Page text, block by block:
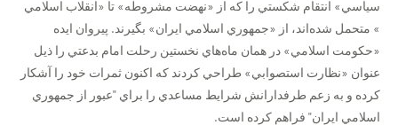
سياسي» انتقام شكستي را كه از «نهضت مشروطه» تا «انقلاب اسلامي
» متحمل شده‌اند،‌ از «جمهوري اسلامي ايران» بگيرند. پيروان ايده
«حكومت اسلامي» در همان ماه‌هاي نخستين رحلت امام بدعتي را ذيل
عنوان «نظارت استصوابي» طراحي كردند كه اكنون ثمرات خود را آشكار
كرده و به زعم طرفدارانش شرايط مساعدي را براي "عبور از جمهوري
اسلامي ايران" فراهم كرده است.